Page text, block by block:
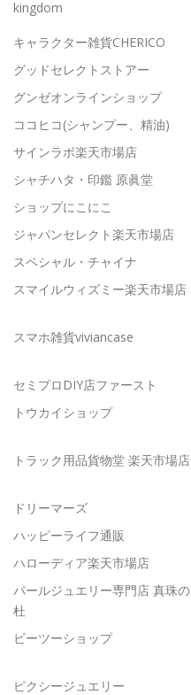
kingdom
キャラクター雑貨CHERICO
グッドセレクトストアー
グンゼオンラインショップ
ココヒコ(シャンプー、精油)
サインラボ楽天市場店
シャチハタ・印鑑 原眞堂
ショップにこにこ
ジャパンセレクト楽天市場店
スペシャル・チャイナ
スマイルウィズミー楽天市場店
スマホ雑貨viviancase
セミプロDIY店ファースト
トウカイショップ
トラック用品貨物堂 楽天市場店
ドリーマーズ
ハッピーライフ通販
ハローディア楽天市場店
パールジュエリー専門店 真珠の
杜
ビーツーショップ
ピクシージュエリー